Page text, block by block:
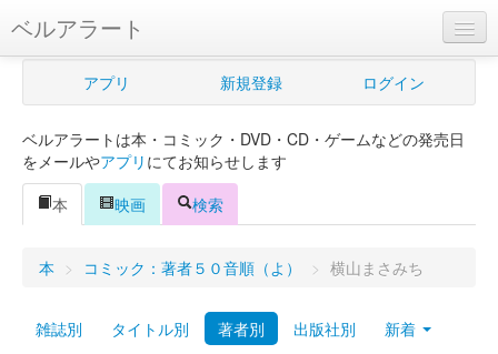
ベルアラート
ベルアラートとは
新規登録
ログイン
Myシェルフ
アプリ 新規登録 ログイン
ベルアラートは本・コミック・DVD・CD・ゲームなどの発売日
をメールやアプリ にてお知らせします
本
映画 検索
本 > コミック：著者５０音順（よ） > 横山まさみち
雑誌別 タイトル別 著者別 出版社別
新着